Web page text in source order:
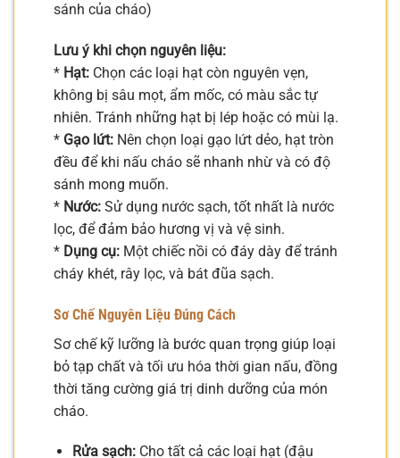
sánh của cháo)
Lưu ý khi chọn nguyên liệu:
* Hạt: Chọn các loại hạt còn nguyên vẹn,
không bị sâu mọt, ẩm mốc, có màu sắc tự
nhiên. Tránh những hạt bị lép hoặc có mùi lạ.
* Gạo lứt: Nên chọn loại gạo lứt dẻo, hạt tròn
đều để khi nấu cháo sẽ nhanh nhừ và có độ
sánh mong muốn.
* Nước: Sử dụng nước sạch, tốt nhất là nước
lọc, để đảm bảo hương vị và vệ sinh.
* Dụng cụ: Một chiếc nồi có đáy dày để tránh
cháy khét, rây lọc, và bát đũa sạch.
Sơ Chế Nguyên Liệu Đúng Cách
Sơ chế kỹ lưỡng là bước quan trọng giúp loại
bỏ tạp chất và tối ưu hóa thời gian nấu, đồng
thời tăng cường giá trị dinh dưỡng của món
cháo.
Rửa sạch:Cho tất cả các loại hạt (đậu